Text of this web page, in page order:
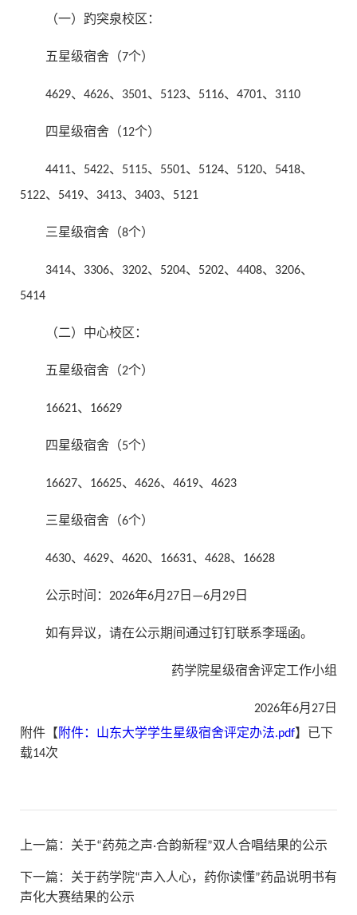
（一）趵突泉校区：
五星级宿舍（7个）
4629、4626、3501、5123、5116、4701、3110
四星级宿舍（12个）
4411、5422、5115、5501、5124、5120、5418、
5122、5419、3413、3403、5121
三星级宿舍（8个）
3414、3306、3202、5204、5202、4408、3206、
5414
（二）中心校区：
五星级宿舍（2个）
16621、16629
四星级宿舍（5个）
16627、16625、4626、4619、4623
三星级宿舍（6个）
4630、4629、4620、16631、4628、16628
公示时间：2026年6月27日—6月29日
如有异议，请在公示期间通过钉钉联系李瑶函。
药学院星级宿舍评定工作小组
2026年6月27日
附件【 附件：山东大学学生星级宿舍评定办法.pdf】已下
载14次
上一篇： 关于“药苑之声·合韵新程”双人合唱结果的公示
下一篇： 关于药学院“声入人心，药你读懂”药品说明书有
声化大赛结果的公示